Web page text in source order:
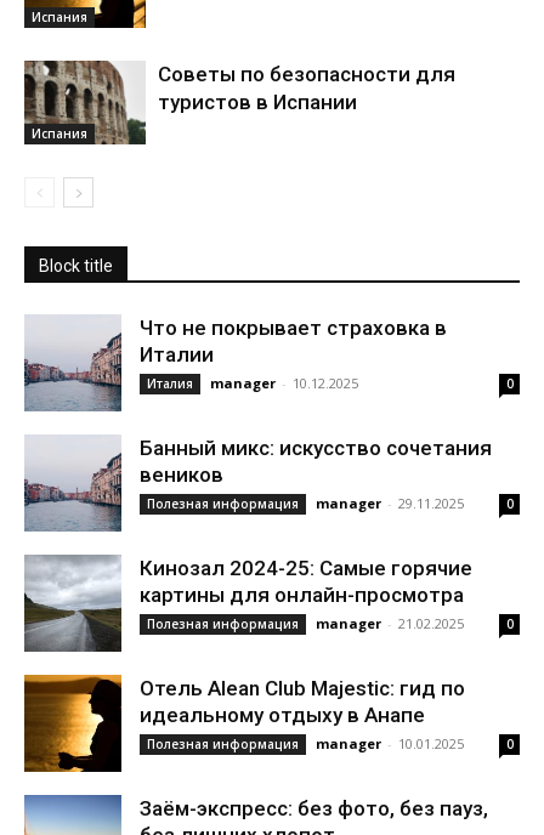
Испания
Испания
Советы по безопасности для
туристов в Испании
Block title
Что не покрывает страховка в
Италии
Италия manager - 10.12.2025 0
Банный микс: искусство сочетания
веников
Полезная информация manager - 29.11.2025 0
Кинозал 2024-25: Самые горячие
картины для онлайн-просмотра
Полезная информация manager - 21.02.2025 0
Отель Alean Club Majestic: гид по
идеальному отдыху в Анапе
Полезная информация manager - 10.01.2025 0
Заём-экспресс: без фото, без пауз,